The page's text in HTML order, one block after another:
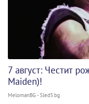
7 август: Честит
Maiden)!
MelomanBG - Sled5.bg